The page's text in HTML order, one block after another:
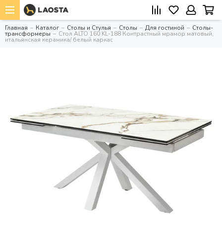
Главная Каталог Столы и Стулья Столы Для гостиной Столы-
трансформеры Стол ALTO 160 KL-188 Контрастный мрамор матовый,
итальянская керамика/ белый каркас